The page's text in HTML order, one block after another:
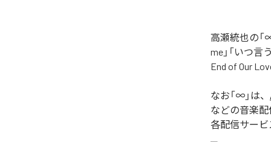
高瀬統也の「
me」「いつ言
End of Our
なお「∞ 」は、
などの音楽
各配信サービ